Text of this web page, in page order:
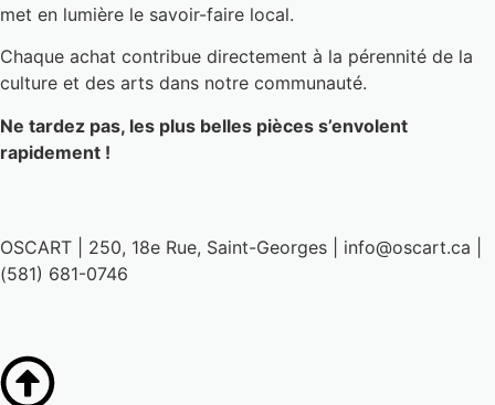
met en lumière le savoir-faire local.
Chaque achat contribue directement à la pérennité de la
culture et des arts dans notre communauté.
Ne tardez pas, les plus belles pièces s’envolent
rapidement !
OSCART | 250, 18e Rue, Saint-Georges | info@oscart.ca |
(581) 681-0746